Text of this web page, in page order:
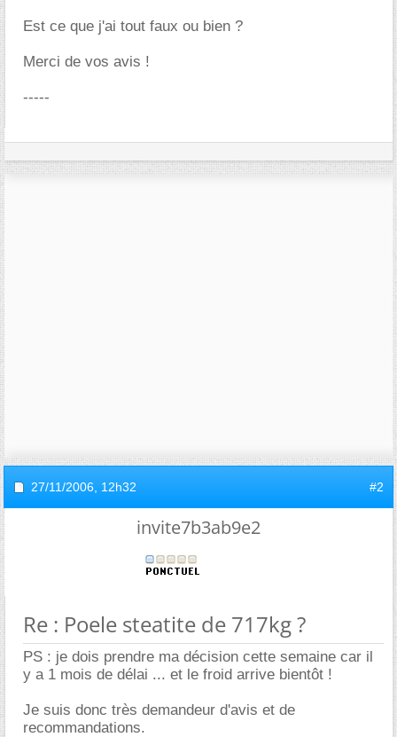
Est ce que j'ai tout faux ou bien ?
Merci de vos avis !
-----
27/11/2006, 12h32 #2
invite7b3ab9e2
Re : Poele steatite de 717kg ?
PS : je dois prendre ma décision cette semaine car il
y a 1 mois de délai ... et le froid arrive bientôt !
Je suis donc très demandeur d'avis et de
recommandations.